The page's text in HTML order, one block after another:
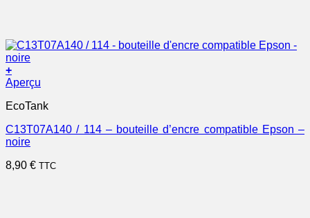
+
Aperçu
EcoTank
C13T07A140 / 114 – bouteille d’encre compatible Epson –
noire
8,90 € TTC